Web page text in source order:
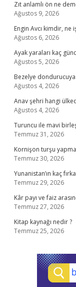
Zıt anlamlı ön ne
Ağustos 9, 2026
Engin Avcı kimdir, ne
Ağustos 6, 2026
Ayak yaraları kaç
Ağustos 5, 2026
Bezelye dondurucuya
Ağustos 4, 2026
Anav şehri hangi
Ağustos 4, 2026
Turuncu ile mavi
Temmuz 31, 2026
Kornişon turşu
Temmuz 30, 2026
Yunanistan’ın kaç
Temmuz 29, 2026
Kâr payı ve faiz
Temmuz 27, 2026
Kitap kaynağı nedir ?
Temmuz 25, 2026